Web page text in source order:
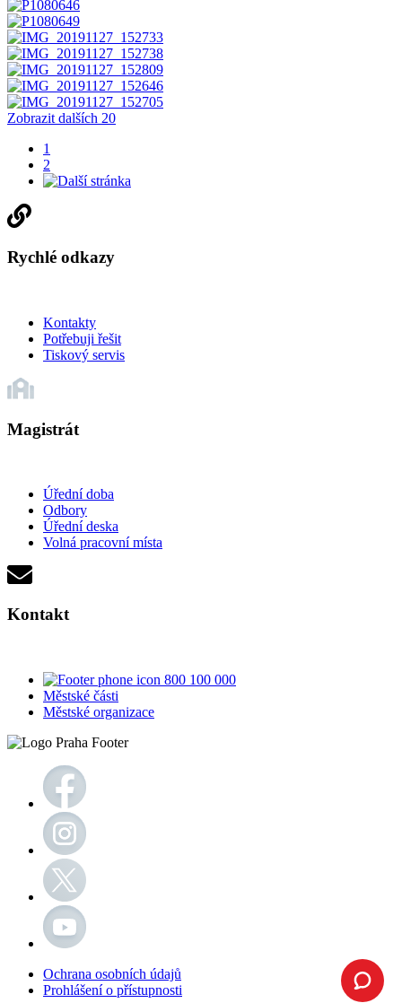
Zobrazit dalších 20
1
2
Rychlé odkazy
Kontakty
Potřebuji řešit
Tiskový servis
Magistrát
Úřední doba
Odbory
Úřední deska
Volná pracovní místa
Kontakt
800 100 000
Městské části
Městské organizace
Ochrana osobních údajů
Prohlášení o přístupnosti